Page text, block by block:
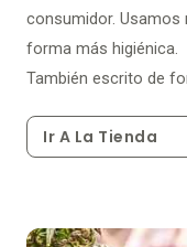
consumidor. Usamos
forma más higiénica.
También escrito de
Ir A La Tienda